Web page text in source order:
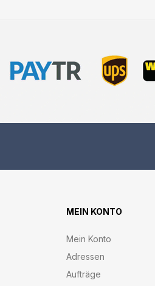
MEIN KONTO
Mein Konto
Adressen
Aufträge